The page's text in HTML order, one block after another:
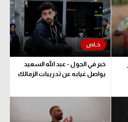
خبر في الجول - عبد الله السعيد
يواصل غيابه عن تدريبات الزمالك